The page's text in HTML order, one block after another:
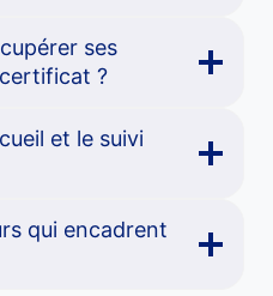
ses
?
et le suivi
qui encadrent